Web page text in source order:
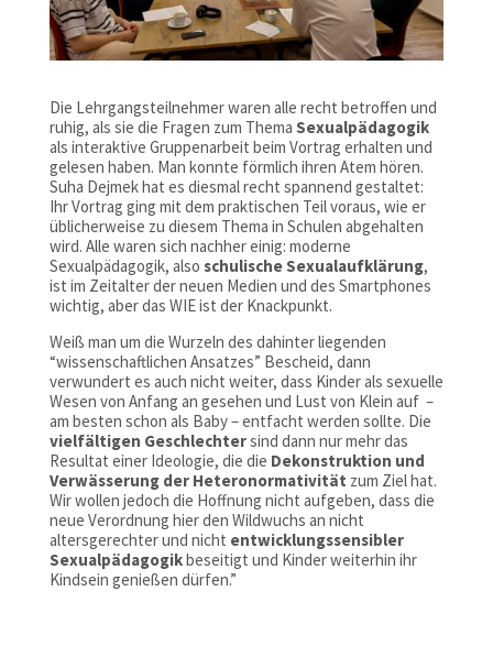
Die Lehrgangsteilnehmer waren alle recht betroffen und
ruhig, als sie die Fragen zum Thema Sexualpädagogik
als interaktive Gruppenarbeit beim Vortrag erhalten und
gelesen haben. Man konnte förmlich ihren Atem hören.
Suha Dejmek hat es diesmal recht spannend gestaltet:
Ihr Vortrag ging mit dem praktischen Teil voraus, wie er
üblicherweise zu diesem Thema in Schulen abgehalten
wird. Alle waren sich nachher einig: moderne
Sexualpädagogik, also schulische Sexualaufklärung,
ist im Zeitalter der neuen Medien und des Smartphones
wichtig, aber das WIE ist der Knackpunkt.
Weiß man um die Wurzeln des dahinter liegenden
“wissenschaftlichen Ansatzes” Bescheid, dann
verwundert es auch nicht weiter, dass Kinder als sexuelle
Wesen von Anfang an gesehen und Lust von Klein auf –
am besten schon als Baby – entfacht werden sollte. Die
vielfältigen Geschlechtersind dann nur mehr das
Resultat einer Ideologie, die die Dekonstruktion und
Verwässerung der Heteronormativität zum Ziel hat.
Wir wollen jedoch die Hoffnung nicht aufgeben, dass die
neue Verordnung hier den Wildwuchs an nicht
altersgerechter und nicht entwicklungssensibler
Sexualpädagogikbeseitigt und Kinder weiterhin ihr
Kindsein genießen dürfen.”